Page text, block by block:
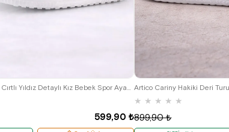
Artico Miclou Beyaz Cırtlı Yıldız Detaylı Kız Bebek Spor Ayakkabı
599,90 ₺
Artico Cariny Hakiki Deri
★ ★ ★ ★ ★
899,90 ₺